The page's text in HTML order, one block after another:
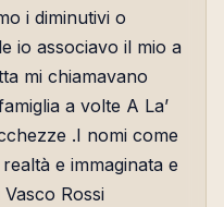
i diminutivi o
io associavo il mio a
mi chiamavano
a volte A La’
.I nomi come
e immaginata e
Rossi